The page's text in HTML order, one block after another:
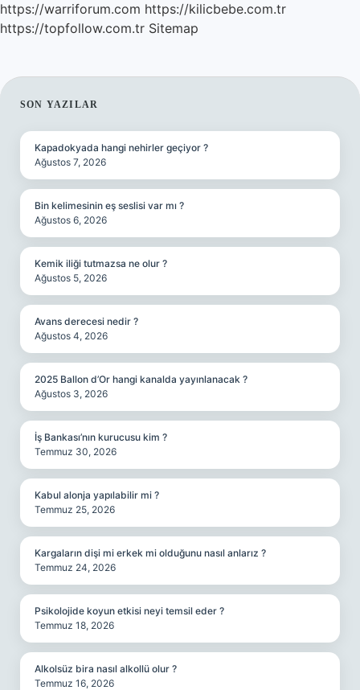
https://warriforum.com https://kilicbebe.com.tr
https://topfollow.com.tr Sitemap
SIDEBAR
SON YAZILAR
Kapadokyada hangi nehirler geçiyor ?
Ağustos 7, 2026
Bin kelimesinin eş seslisi var mı ?
Ağustos 6, 2026
Kemik iliği tutmazsa ne olur ?
Ağustos 5, 2026
Avans derecesi nedir ?
Ağustos 4, 2026
2025 Ballon d’Or hangi kanalda yayınlanacak ?
Ağustos 3, 2026
İş Bankası’nın kurucusu kim ?
Temmuz 30, 2026
Kabul alonja yapılabilir mi ?
Temmuz 25, 2026
Kargaların dişi mi erkek mi olduğunu nasıl anlarız ?
Temmuz 24, 2026
Psikolojide koyun etkisi neyi temsil eder ?
Temmuz 18, 2026
Alkolsüz bira nasıl alkollü olur ?
Temmuz 16, 2026